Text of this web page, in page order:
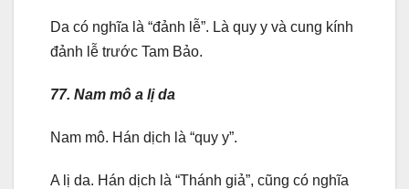
Da có nghĩa là “đảnh lễ”. Là quy y và cung kính
đảnh lễ trước Tam Bảo.
77. Nam mô a lị da
Nam mô. Hán dịch là “quy y”.
A lị da. Hán dịch là “Thánh giả”, cũng có nghĩa